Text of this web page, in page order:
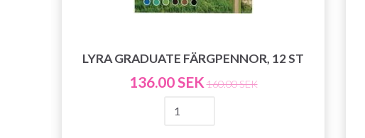
LYRA GRADUATE FÄRGPENNOR, 12 ST
136.00 SEK 160.00 SEK